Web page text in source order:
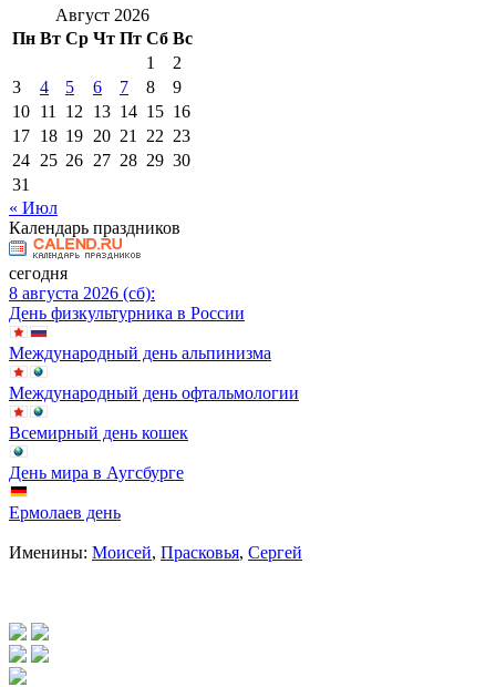
Август 2026
Пн Вт Ср Чт Пт Сб Вс
1
2
3
4 5 6 7 8
9
10 11 12 13 14 15 16
17 18 19 20 21 22 23
24 25 26 27 28 29 30
31
« Июл
Календарь праздников
сегодня
8 августа 2026 (сб):
День физкультурника в России
Международный день альпинизма
Международный день офтальмологии
Всемирный день кошек
День мира в Аугсбурге
Ермолаев день
Именины: Моисей, Прасковья, Сергей